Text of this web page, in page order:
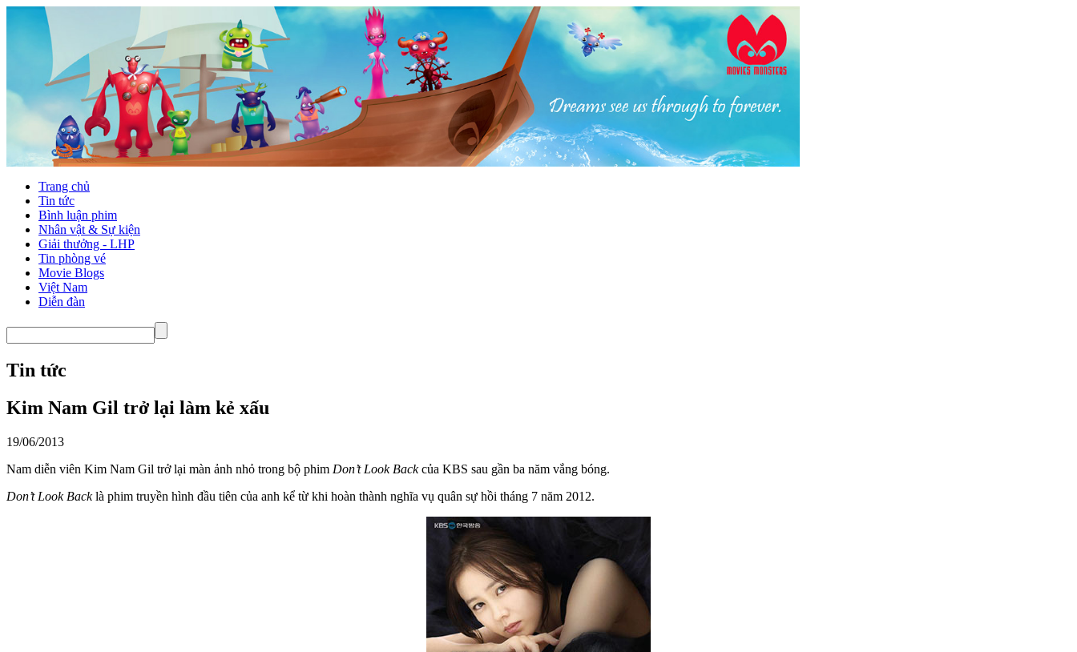
Trang chủ
Tin tức
Bình luận phim
Nhân vật & Sự kiện
Giải thưởng - LHP
Tin phòng vé
Movie Blogs
Việt Nam
Diễn đàn
Tin tức
Kim Nam Gil trở lại làm kẻ xấu
19/06/2013
Nam diễn viên Kim Nam Gil trở lại màn ảnh nhỏ trong bộ phim Don’t Look Backcủa KBS sau gần ba năm vắng bóng.
Don’t Look Backlà phim truyền hình đầu tiên của anh kể từ khi hoàn thành nghĩa vụ quân sự hồi tháng 7 năm 2012.